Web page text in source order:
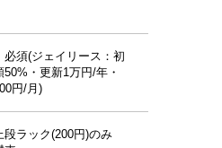
須(ジェイリース：初
50%・更新1万円/年・
円/月)
ラック(200円)のみ